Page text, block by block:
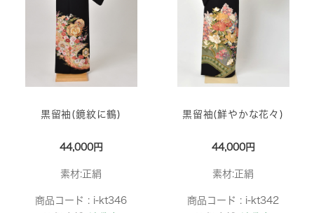
黒留袖(鏡紋に鶴)
44,000円
素材:正絹
商品コード : i-kt346
黒留袖(鮮やかな花々)
44,000円
素材:正絹
商品コード : i-kt342